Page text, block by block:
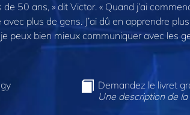
50 ans, » dit Victor. « Quand j’ai
plus de gens. J’ai dû en apprendre
peux bien mieux communiquer avec les
Demandez le livret
Une description de